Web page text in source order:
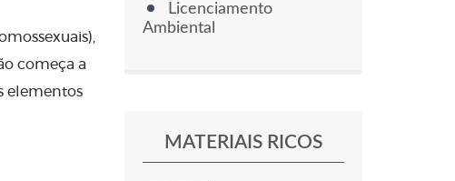
começa a
elementos
Licenciamento
Ambiental
MATERIAIS RICOS